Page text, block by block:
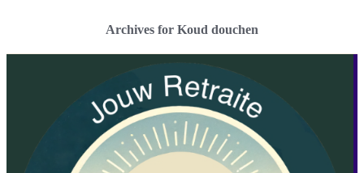
Archives for Koud douchen